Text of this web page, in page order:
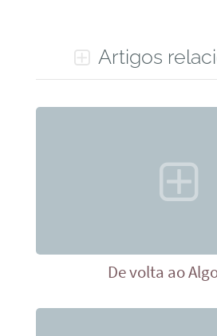
Artigos
De volta ao